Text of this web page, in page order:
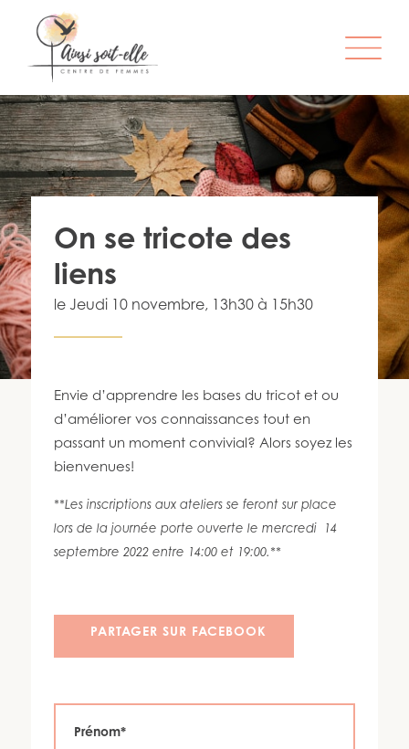
L’ORGANISME
SERVICES
ATELIERS & ACTIVITÉS
ÊTRE MEMBRE
INFO-LETTRE
450 447-3576
On se tricote des
liens
le Jeudi 10 novembre, 13h30 à 15h30
Envie d’apprendre les bases du tricot et ou
d’améliorer vos connaissances tout en
passant un moment convivial? Alors soyez les
bienvenues!
**Les inscriptions aux ateliers se feront sur place
lors de la journée porte ouverte le mercredi 14
septembre 2022 entre 14:00 et 19:00.**
PARTAGER SUR FACEBOOK